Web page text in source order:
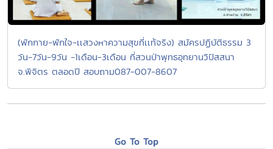
(พักกาย-พักใจ-เเสวงหาความสุขที่เเท้จริง) สมัครปฏิบัติธรรม 3
วัน-7วัน-9วัน -1เดือน-3เดือน ที่สวนป่าพุทธอุทยานวิปัสสนา
จ.พิจิตร ตลอดปี สอบถาม087-007-8607
Go To Top